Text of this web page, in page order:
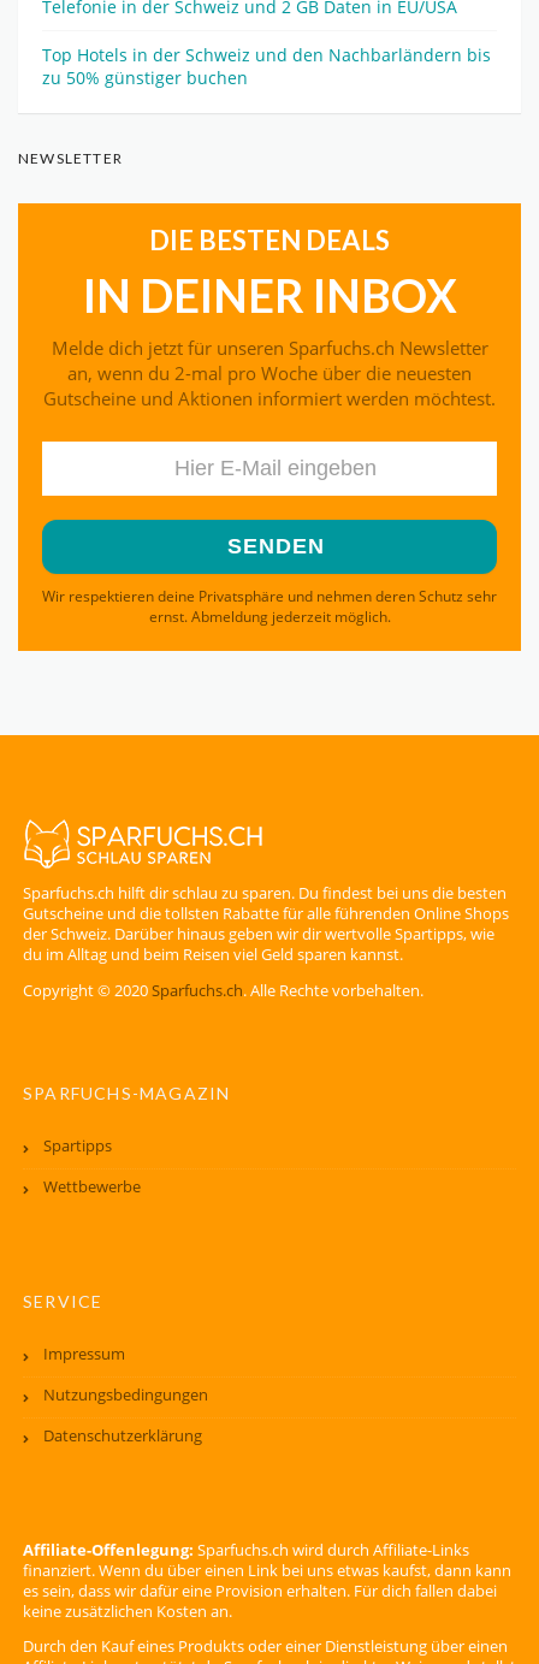
Telefonie in der Schweiz und 2 GB Daten in EU/USA
Top Hotels in der Schweiz und den Nachbarländern bis
zu 50% günstiger buchen
NEWSLETTER
DIE BESTEN DEALS
IN DEINER INBOX
Melde dich jetzt für unseren Sparfuchs.ch Newsletter
an, wenn du 2-mal pro Woche über die neuesten
Gutscheine und Aktionen informiert werden möchtest.
Wir respektieren deine Privatsphäre und nehmen deren Schutz sehr
ernst. Abmeldung jederzeit möglich.
Sparfuchs.ch hilft dir schlau zu sparen. Du findest bei uns die besten
Gutscheine und die tollsten Rabatte für alle führenden Online Shops
der Schweiz. Darüber hinaus geben wir dir wertvolle Spartipps, wie
du im Alltag und beim Reisen viel Geld sparen kannst.
Copyright © 2020Sparfuchs.ch. Alle Rechte vorbehalten.
SPARFUCHS-MAGAZIN
Spartipps
Wettbewerbe
SERVICE
Impressum
Nutzungsbedingungen
Datenschutzerklärung
Affiliate-Offenlegung: Sparfuchs.ch wird durch Affiliate-Links
finanziert. Wenn du über einen Link bei uns etwas kaufst, dann kann
es sein, dass wir dafür eine Provision erhalten. Für dich fallen dabei
keine zusätzlichen Kosten an.
Durch den Kauf eines Produkts oder einer Dienstleistung über einen